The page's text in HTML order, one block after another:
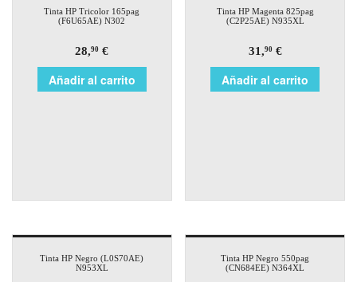
Tinta HP Tricolor 165pag
(F6U65AE) N302
28,90 €
Añadir al carrito
Tinta HP Magenta 825pag
(C2P25AE) N935XL
31,90€
Añadir al carrito
Tinta HP Negro (L0S70AE)
N953XL
Tinta HP Negro 550pag
(CN684EE) N364XL